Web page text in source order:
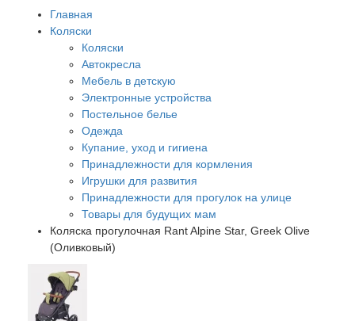
Главная
Коляски
Коляски
Автокресла
Мебель в детскую
Электронные устройства
Постельное белье
Одежда
Купание, уход и гигиена
Принадлежности для кормления
Игрушки для развития
Принадлежности для прогулок на улице
Товары для будущих мам
Коляска прогулочная Rant Alpine Star, Greek Olive
(Оливковый)